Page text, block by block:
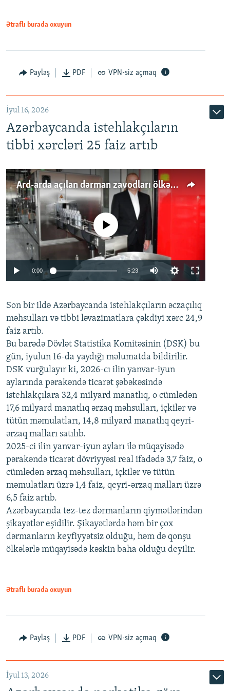
Ətraflı burada oxuyun
Paylaş PDF VPN-siz açmaq
İyul 16, 2026
Azərbaycanda istehlakçıların
tibbi xərcləri 25 faiz artıb
Ard-arda açılan dərman zavodları ölkənin tələbatını ödəyirmi?
Auto 240p 360p 480p
720p 1080p
No media source currently available
0:00 5:23
360p
480p
720p
1080p
Son bir ildə Azərbaycanda istehlakçıların əczaçılıq
məhsulları və tibbi ləvazimatlara çəkdiyi xərc 24,9
faiz artıb.
Bu barədə Dövlət Statistika Komitəsinin (DSK) bu
gün, iyulun 16-da yaydığı məlumatda bildirilir.
DSK vurğulayır ki, 2026-cı ilin yanvar-iyun
aylarında pərakəndə ticarət şəbəkəsində
istehlakçılara 32,4 milyard manatlıq, o cümlədən
17,6 milyard manatlıq ərzaq məhsulları, içkilər və
tütün məmulatları, 14,8 milyard manatlıq qeyri-
ərzaq malları satılıb.
2025-ci ilin yanvar-iyun ayları ilə müqayisədə
pərakəndə ticarət dövriyyəsi real ifadədə 3,7 faiz, o
cümlədən ərzaq məhsulları, içkilər və tütün
məmulatları üzrə 1,4 faiz, qeyri-ərzaq malları üzrə
6,5 faiz artıb.
Azərbaycanda tez-tez dərmanların qiymətlərindən
şikayətlər eşidilir. Şikayətlərdə həm bir çox
dərmanların keyfiyyətsiz olduğu, həm də qonşu
ölkələrlə müqayisədə kəskin baha olduğu deyilir.
Ətraflı burada oxuyun
Paylaş PDF VPN-siz açmaq
İyul 13, 2026